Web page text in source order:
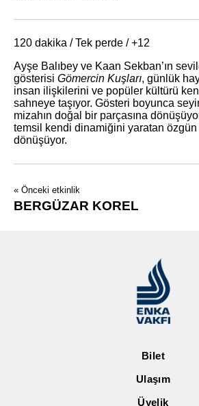
120 dakika / Tek perde / +12
Ayşe Balıbey ve Kaan Sekban’ın
gösterisi Gömercin Kuşları, günlük
insan ilişkilerini ve popüler kültürü
sahneye taşıyor. Gösteri boyunca
mizahın doğal bir parçasına
temsil kendi dinamiğini yaratan
dönüşüyor.
« Önceki etkinlik
BERGÜZAR KOREL
Bilet
Ulaşım
Üyelik